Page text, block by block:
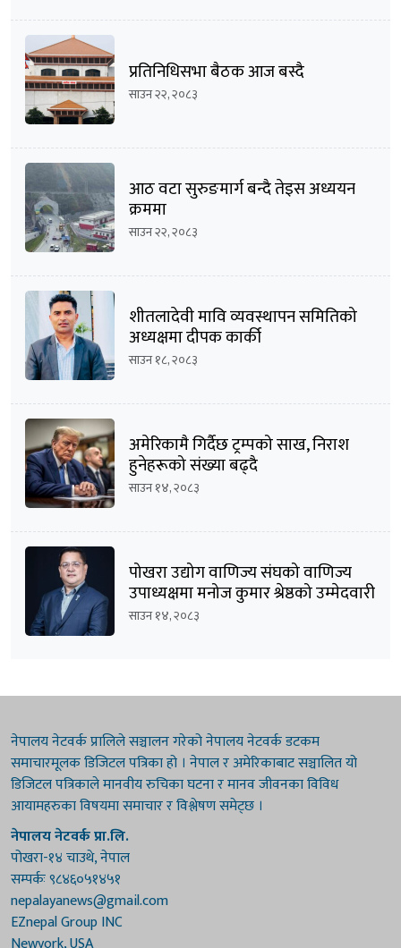
प्रतिनिधिसभा बैठक आज बस्दै
साउन २२, २०८३
आठ वटा सुरुङमार्ग बन्दै तेइस अध्ययन
क्रममा
साउन २२, २०८३
शीतलादेवी मावि व्यवस्थापन समितिको
अध्यक्षमा दीपक कार्की
साउन १८, २०८३
अमेरिकामै गिर्दैछ ट्रम्पको साख, निराश
हुनेहरूको संख्या बढ्दै
साउन १४, २०८३
पोखरा उद्योग वाणिज्य संघको वाणिज्य
उपाध्यक्षमा मनोज कुमार श्रेष्ठको उम्मेदवारी
घोषणा
साउन १४, २०८३
नेपालय नेटवर्क प्रालिले सञ्चालन गरेको नेपालय नेटवर्क डटकम
समाचारमूलक डिजिटल पत्रिका हो । नेपाल र अमेरिकाबाट सञ्चालित यो
डिजिटल पत्रिकाले मानवीय रुचिका घटना र मानव जीवनका विविध
आयामहरुका विषयमा समाचार र विश्लेषण समेट्छ ।
नेपालय नेटवर्क प्रा.लि.
पोखरा-१४ चाउथे, नेपाल
सम्पर्कः ९८४६०५१४५१
nepalayanews@gmail.com
EZnepal Group INC